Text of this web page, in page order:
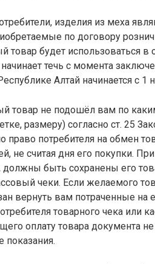
изделия из меха
по договору
товар будет использоваться
начинает течь с момента
Алтай начинается с 1
товар не подошёл вам по
размеру) согласно ст. 25
право потребителя на обмен
не считая дня его покупки.
должны быть сохранены его
чеки. Если желаемого
вернуть вам потраченные на
товарного чека или
оплату товара документа
показания.